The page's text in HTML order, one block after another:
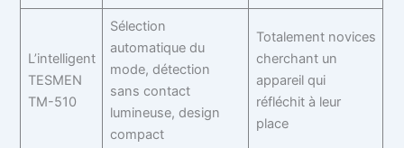
L’intelligent
TESMEN
TM-510
Sélection
automatique du
mode, détection
sans contact
lumineuse, design
compact
Totalement novices
cherchant un
appareil qui
réfléchit à leur
place